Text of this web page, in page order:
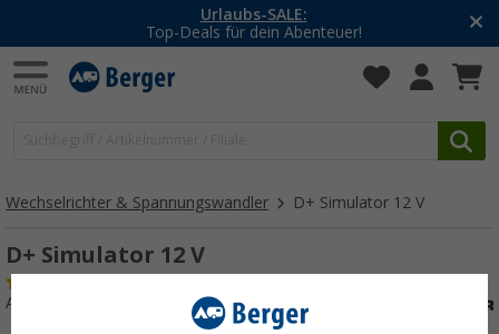
Urlaubs-SALE:
Top-Deals für dein Abenteuer!
Wechselrichter & Spannungswandler D+ Simulator 12 V
D+ Simulator 12 V
Art.-Nr.: 235140